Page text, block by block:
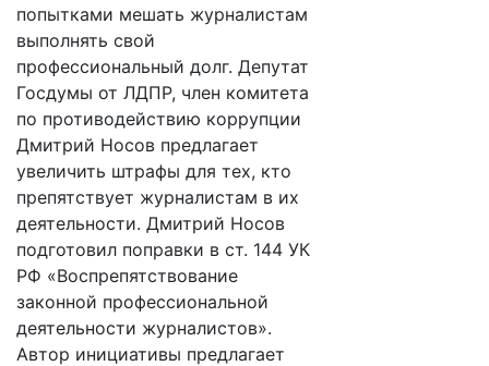
попытками мешать журналистам
выполнять свой
профессиональный долг. Депутат
Госдумы от ЛДПР, член комитета
по противодействию коррупции
Дмитрий Носов предлагает
увеличить штрафы для тех, кто
препятствует журналистам в их
деятельности. Дмитрий Носов
подготовил поправки в ст. 144 УК
РФ «Воспрепятствование
законной профессиональной
деятельности журналистов».
Автор инициативы предлагает